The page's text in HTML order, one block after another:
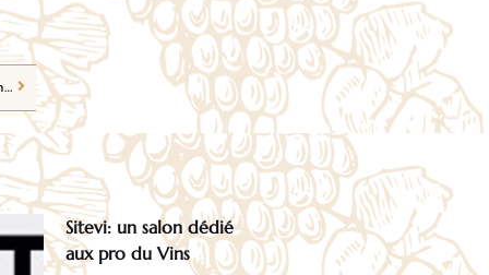
Pourquoi choisir un food truck plutôt qu’un traiteur pour votre événement?
Sitevi: un salon dédié
aux pro du Vins